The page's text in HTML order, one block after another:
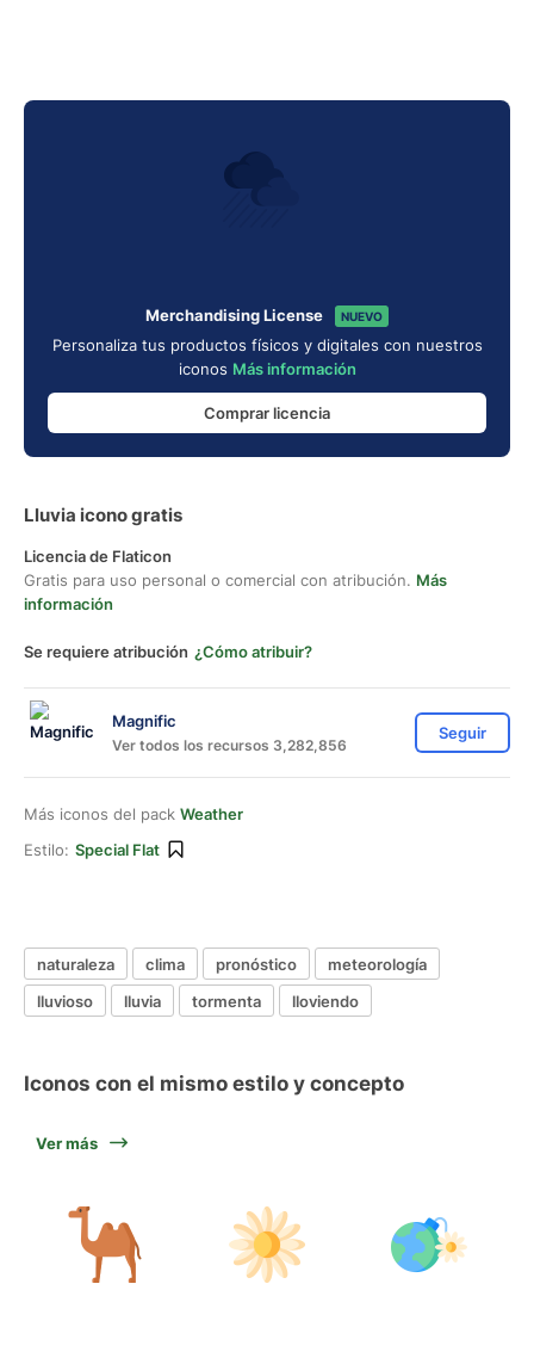
Merchandising License NUEVO
Personaliza tus productos físicos y digitales con nuestros
iconos Más información
Comprar licencia
Lluvia icono gratis
Licencia de Flaticon
Gratis para uso personal o comercial con atribución. Más
información
Se requiere atribución ¿Cómo atribuir?
Magnific
Ver todos los recursos 3,282,856
Seguir
Más iconos del pack Weather
Estilo: Special Flat
naturaleza clima pronóstico
meteorología
lluvioso
lluvia tormenta lloviendo
Iconos con el mismo estilo y concepto
Ver más